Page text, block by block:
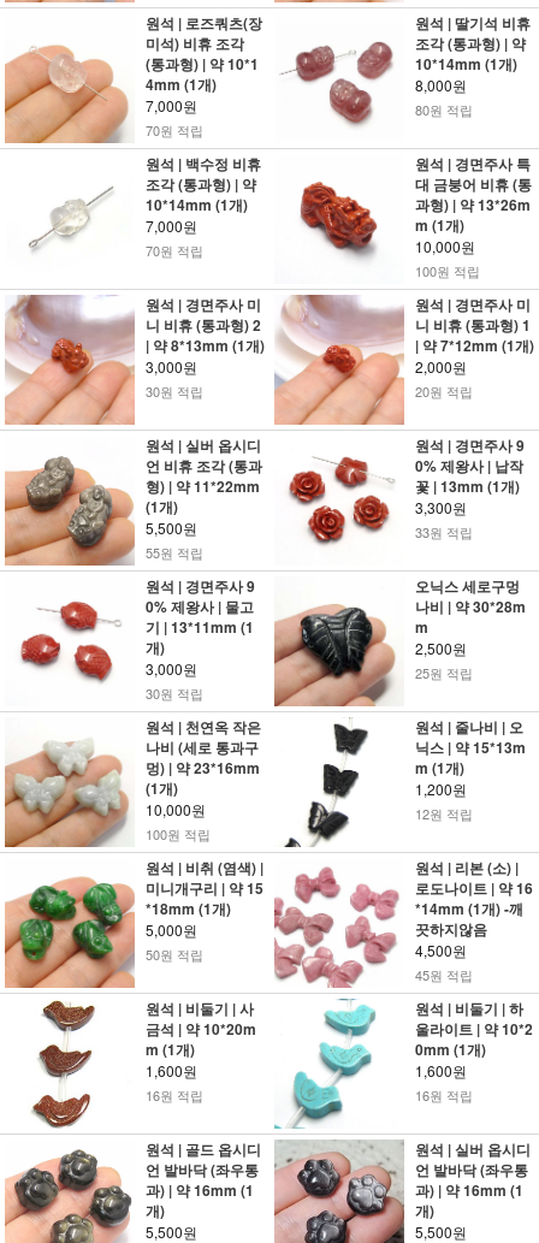
원석 | 로즈쿼츠(장
미석) 비휴 조각
(통과형) | 약 10*1
4mm (1개)
7,000원
70원 적립
원석 | 딸기석 비휴
조각 (통과형) | 약
10*14mm (1개)
8,000원
80원 적립
원석 | 백수정 비휴
조각 (통과형) | 약
10*14mm (1개)
7,000원
70원 적립
원석 | 경면주사 특
대 금붕어 비휴 (통
과형) | 약 13*26m
m (1개)
10,000원
100원 적립
원석 | 경면주사 미
니 비휴 (통과형) 2
| 약 8*13mm (1개)
3,000원
30원 적립
원석 | 경면주사 미
니 비휴 (통과형) 1
| 약 7*12mm (1개)
2,000원
20원 적립
원석 | 실버 옵시디
언 비휴 조각 (통과
형) | 약 11*22mm
(1개)
5,500원
55원 적립
원석 | 경면주사 9
0% 제왕사 | 납작
꽃 | 13mm (1개)
3,300원
33원 적립
원석 | 경면주사 9
0% 제왕사 | 물고
기 | 13*11mm (1
개)
3,000원
30원 적립
오닉스 세로구멍
나비 | 약 30*28m
m
2,500원
25원 적립
원석 | 천연옥 작은
나비 (세로 통과구
멍) | 약 23*16mm
(1개)
10,000원
100원 적립
원석 | 줄나비 | 오
닉스 | 약 15*13m
m (1개)
1,200원
12원 적립
원석 | 비취 (염색) |
미니개구리 | 약 15
*18mm (1개)
5,000원
50원 적립
원석 | 리본 (소) |
로도나이트 | 약 16
*14mm (1개) -깨
끗하지않음
4,500원
45원 적립
원석 | 비둘기 | 사
금석 | 약 10*20m
m (1개)
1,600원
16원 적립
원석 | 비둘기 | 하
울라이트 | 약 10*2
0mm (1개)
1,600원
16원 적립
원석 | 골드 옵시디
언 발바닥 (좌우통
과) | 약 16mm (1
개)
5,500원
원석 | 실버 옵시디
언 발바닥 (좌우통
과) | 약 16mm (1
개)
5,500원